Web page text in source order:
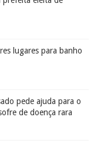
lugares para banho
pede ajuda para o
de doença rara